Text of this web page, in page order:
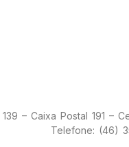
– Caixa Postal 191 –
Telefone: (46)